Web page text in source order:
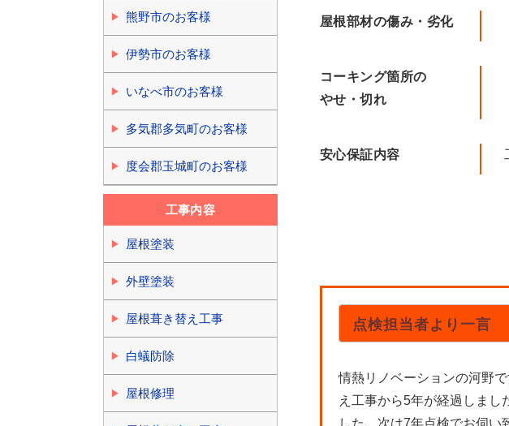
屋根部材の傷み・劣化
コーキング箇所の
やせ・切れ
安心保証内容
点検担当者より一言
情熱リノベーションの河野
え工事から5年が経過しま
熊野市のお客様
伊勢市のお客様
いなべ市のお客様
多気郡多気町のお客様
度会郡玉城町のお客様
工事内容
屋根塗装
外壁塗装
屋根葺き替え工事
白蟻防除
屋根修理